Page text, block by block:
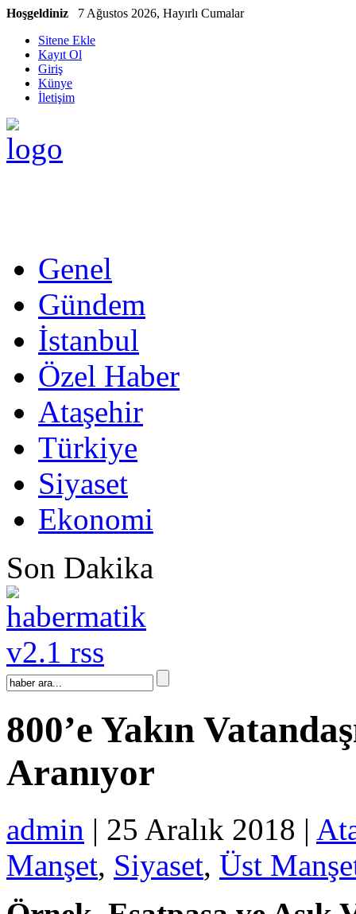
Hoşgeldiniz
7 Ağustos 2026, Hayırlı Cumalar
Sitene Ekle
Kayıt Ol
Giriş
Künye
İletişim
Genel
Gündem
İstanbul
Özel Haber
Ataşehir
Türkiye
Siyaset
Ekonomi
Son Dakika
800’e Yakın
Aranıyor
admin | 25 Aralık 2018 |
Manşet, Siyaset, Üst